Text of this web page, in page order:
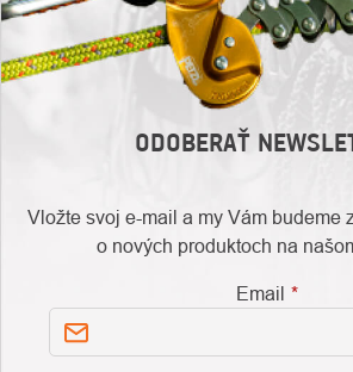
ODOBERAŤ
Vložte svoj e-mail a my Vám budeme
o nových produktoch na
Email